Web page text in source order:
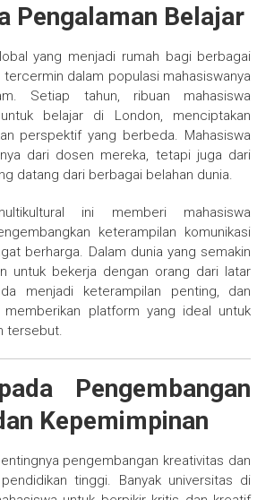
Pengalaman Belajar
yang menjadi rumah bagi berbagai
tercermin dalam populasi mahasiswanya
Setiap tahun, ribuan mahasiswa
belajar di London, menciptakan
perspektif yang berbeda. Mahasiswa
dari dosen mereka, tetapi juga dari
datang dari berbagai belahan dunia.
ini memberi mahasiswa
keterampilan komunikasi
berharga. Dalam dunia yang semakin
untuk bekerja dengan orang dari latar
menjadi keterampilan penting, dan
platform yang ideal untuk
tersebut.
Pengembangan
Kepemimpinan
pengembangan kreativitas dan
tinggi. Banyak universitas di